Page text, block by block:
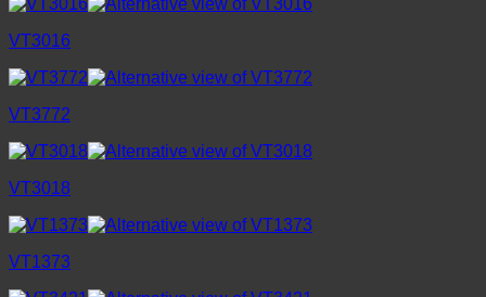
VT3016
VT3772
VT3018
VT1373